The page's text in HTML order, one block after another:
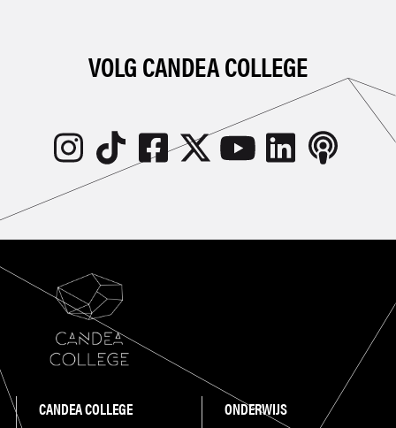
VOLG CANDEA COLLEGE
CANDEA COLLEGE
ONDERWIJS